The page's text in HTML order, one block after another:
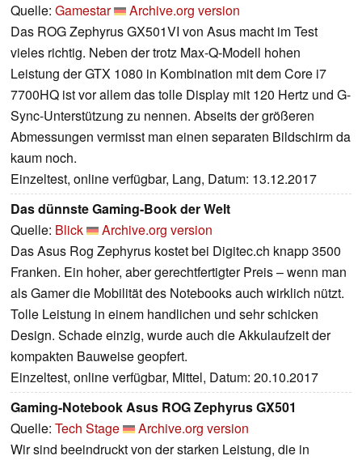
Quelle: Gamestar
Archive.org version
Das ROG Zephyrus GX501VI von Asus macht im Test
vieles richtig. Neben der trotz Max-Q-Modell hohen
Leistung der GTX 1080 in Kombination mit dem Core i7
7700HQ ist vor allem das tolle Display mit 120 Hertz und G-
Sync-Unterstützung zu nennen. Abseits der größeren
Abmessungen vermisst man einen separaten Bildschirm da
kaum noch.
Einzeltest, online verfügbar, Lang, Datum: 13.12.2017
Das dünnste Gaming-Book der Welt
Quelle: Blick
Archive.org version
Das Asus Rog Zephyrus kostet bei Digitec.ch knapp 3500
Franken. Ein hoher, aber gerechtfertigter Preis – wenn man
als Gamer die Mobilität des Notebooks auch wirklich nützt.
Tolle Leistung in einem handlichen und sehr schicken
Design. Schade einzig, wurde auch die Akkulaufzeit der
kompakten Bauweise geopfert.
Einzeltest, online verfügbar, Mittel, Datum: 20.10.2017
Gaming-Notebook Asus ROG Zephyrus GX501
Quelle: Tech Stage
Archive.org version
Wir sind beeindruckt von der starken Leistung, die in